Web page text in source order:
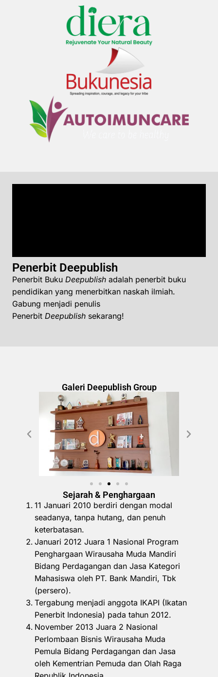
Penerbit Deepublish
Penerbit Buku Deepublish adalah penerbit buku
pendidikan yang menerbitkan naskah ilmiah.
Gabung menjadi penulis
Penerbit Deepublish sekarang!
Galeri Deepublish Group
Sejarah & Penghargaan
11 Januari 2010 berdiri dengan modal
seadanya, tanpa hutang, dan penuh
keterbatasan.
Januari 2012 Juara 1 Nasional Program
Penghargaan Wirausaha Muda Mandiri
Bidang Perdagangan dan Jasa Kategori
Mahasiswa oleh PT. Bank Mandiri, Tbk
(persero).
Tergabung menjadi anggota IKAPI (Ikatan
Penerbit Indonesia) pada tahun 2012.
November 2013 Juara 2 Nasional
Perlombaan Bisnis Wirausaha Muda
Pemula Bidang Perdagangan dan Jasa
oleh Kementrian Pemuda dan Olah Raga